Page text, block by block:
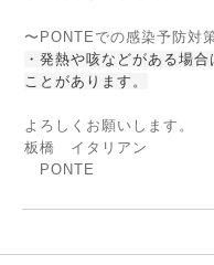
〜PONTEでの感染予防対
・発熱や咳などがある場
ことがあります。
よろしくお願いします。
板橋 イタリアン
PONTE